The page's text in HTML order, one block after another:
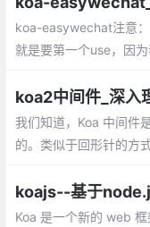
koa-easywechat注意
就是要第一个use，因
里，获取到ctx.wechat
koa2中间件_深入
我们知道，Koa 中间件
的。类似于回形针的方
p.use()
koajs--基于
Koa 是一个新的 web